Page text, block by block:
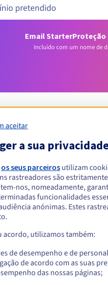
Email StarterProteção
Incluído com um nome de
Condições de
ou coletivas, sem restrição
Regras de gestão
aceitar
a sua
os seus parceiros utilizam
rastreadores são
nos, nomeadamente,
funcionalidades
anónimas. Estes
acordo, utilizamos também:
de desempenho e de
de acordo com as suas
das nossas páginas;